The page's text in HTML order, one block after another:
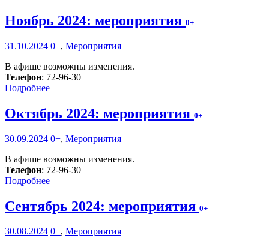
Ноябрь 2024: мероприятия 0+
31.10.2024 0+, Мероприятия
В афише возможны изменения.
Телефон: 72-96-30
Подробнее
Октябрь 2024: мероприятия 0+
30.09.2024 0+, Мероприятия
В афише возможны изменения.
Телефон: 72-96-30
Подробнее
Сентябрь 2024: мероприятия 0+
30.08.2024 0+, Мероприятия